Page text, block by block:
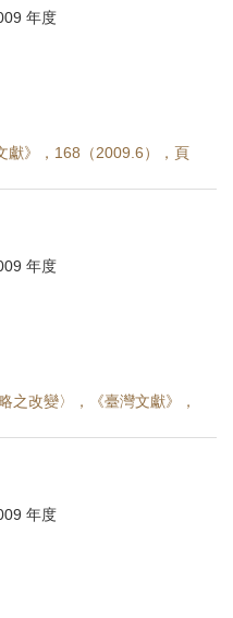
年度
獻》，168（2009.6），頁
年度
之改變〉，《臺灣文獻》，
年度